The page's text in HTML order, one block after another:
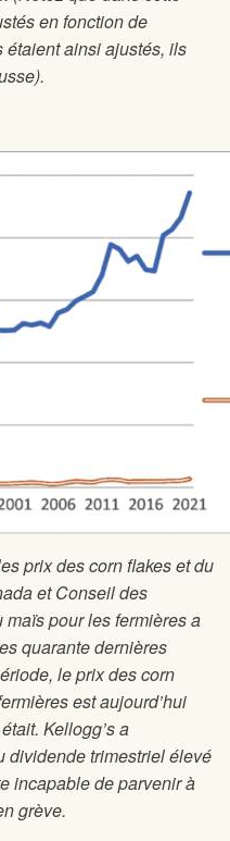
en fonction de
étaient ainsi ajustés, ils
prix des corn flakes et du
et Conseil des
pour les fermières a
quarante dernières
le prix des corn
est aujourd’hui
Kellogg’s a
dividende trimestriel élevé
incapable de parvenir à
grève.